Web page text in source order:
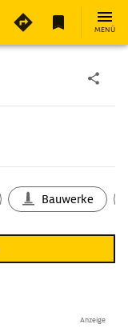
MENÜ
Bauwerke
Anzeige